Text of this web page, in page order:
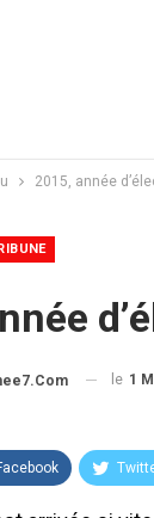
2015, année
le 1